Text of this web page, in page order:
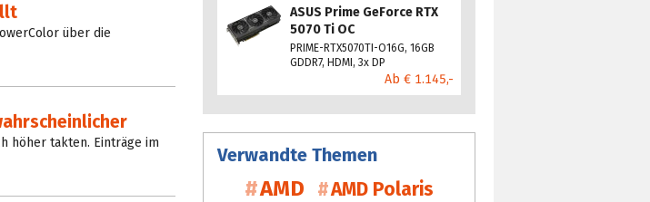
über die
höher takten. Einträge im
ASUS Prime GeForce RTX
5070 Ti OC
PRIME-RTX5070TI-O16G, 16GB
GDDR7, HDMI, 3x DP
Ab € 1.145,-
Verwandte Themen
AMD AMD Polaris